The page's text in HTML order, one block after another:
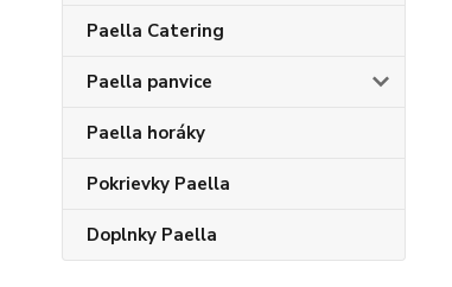
Paella Catering
Paella panvice
Paella horáky
Pokrievky Paella
Doplnky Paella